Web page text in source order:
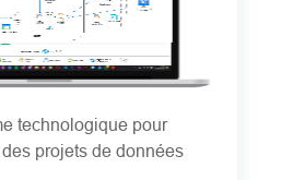
technologique pour
des projets de données